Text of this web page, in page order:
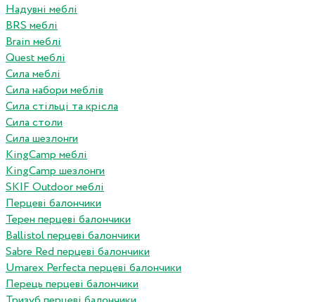
Надувні меблі
BRS меблі
Brain меблі
Quest меблі
Сила меблі
Сила набори меблів
Сила стільці та крісла
Сила столи
Сила шезлонги
KingCamp меблі
KingCamp шезлонги
SKIF Outdoor меблі
Перцеві балончики
Терен перцеві балончики
Ballistol перцеві балончики
Sabre Red перцеві балончики
Umarex Perfecta перцеві балончики
Перець перцеві балончики